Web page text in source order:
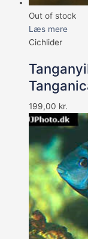
Out of stock
Læs mere
Cichlider
199,00 kr.